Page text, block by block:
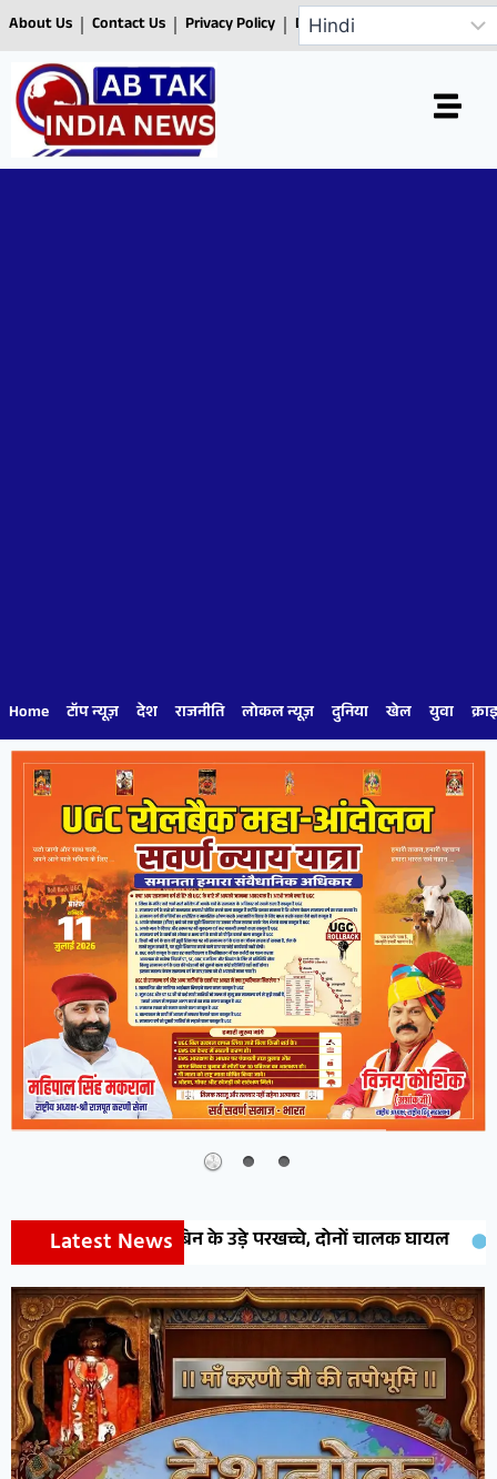
About Us Contact Us Privacy Policy Disclaimer
Home टॉप न्यूज़ देश राजनीति लोकल न्यूज़ दुनिया खेल युवा
Latest News
के उड़े परखच्चे, दोनों चालक घायल देवेन्द्र वेस्ट जोन